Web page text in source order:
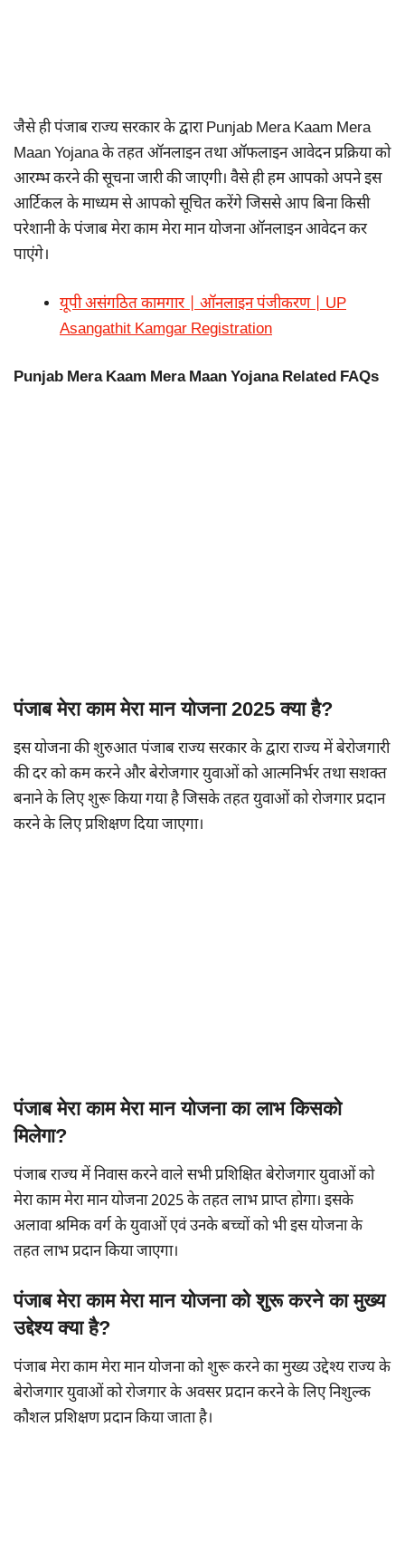
जैसे ही पंजाब राज्य सरकार के द्वारा Punjab Mera Kaam Mera
Maan Yojana के तहत ऑनलाइन तथा ऑफलाइन आवेदन प्रक्रिया को
आरम्भ करने की सूचना जारी की जाएगी। वैसे ही हम आपको अपने इस
आर्टिकल के माध्यम से आपको सूचित करेंगे जिससे आप बिना किसी
परेशानी के पंजाब मेरा काम मेरा मान योजना ऑनलाइन आवेदन कर
पाएंगे।
यूपी असंगठित कामगार | ऑनलाइन पंजीकरण | UP
Asangathit Kamgar Registration
Punjab Mera Kaam Mera Maan Yojana Related FAQs
पंजाब मेरा काम मेरा मान योजना 2025 क्या है?
इस योजना की शुरुआत पंजाब राज्य सरकार के द्वारा राज्य में बेरोजगारी
की दर को कम करने और बेरोजगार युवाओं को आत्मनिर्भर तथा सशक्त
बनाने के लिए शुरू किया गया है जिसके तहत युवाओं को रोजगार प्रदान
करने के लिए प्रशिक्षण दिया जाएगा।
पंजाब मेरा काम मेरा मान योजना का लाभ किसको
मिलेगा?
पंजाब राज्य में निवास करने वाले सभी प्रशिक्षित बेरोजगार युवाओं को
मेरा काम मेरा मान योजना 2025 के तहत लाभ प्राप्त होगा। इसके
अलावा श्रमिक वर्ग के युवाओं एवं उनके बच्चों को भी इस योजना के
तहत लाभ प्रदान किया जाएगा।
पंजाब मेरा काम मेरा मान योजना को शुरू करने का मुख्य
उद्देश्य क्या है?
पंजाब मेरा काम मेरा मान योजना को शुरू करने का मुख्य उद्देश्य राज्य के
बेरोजगार युवाओं को रोजगार के अवसर प्रदान करने के लिए निशुल्क
कौशल प्रशिक्षण प्रदान किया जाता है।